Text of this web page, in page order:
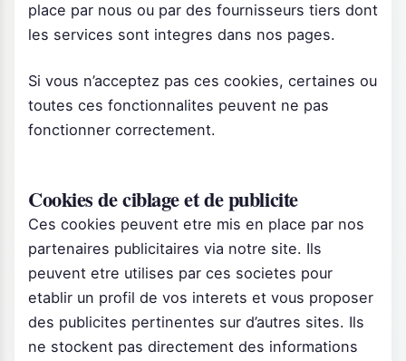
place par nous ou par des fournisseurs tiers dont
les services sont integres dans nos pages.
Si vous n’acceptez pas ces cookies, certaines ou
toutes ces fonctionnalites peuvent ne pas
fonctionner correctement.
Cookies de ciblage et de publicite
Ces cookies peuvent etre mis en place par nos
partenaires publicitaires via notre site. Ils
peuvent etre utilises par ces societes pour
etablir un profil de vos interets et vous proposer
des publicites pertinentes sur d’autres sites. Ils
ne stockent pas directement des informations